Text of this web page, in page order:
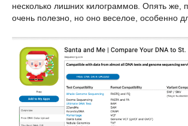
несколько лишних килограммов. Опять же,
очень полезно, но оно веселое, особенно